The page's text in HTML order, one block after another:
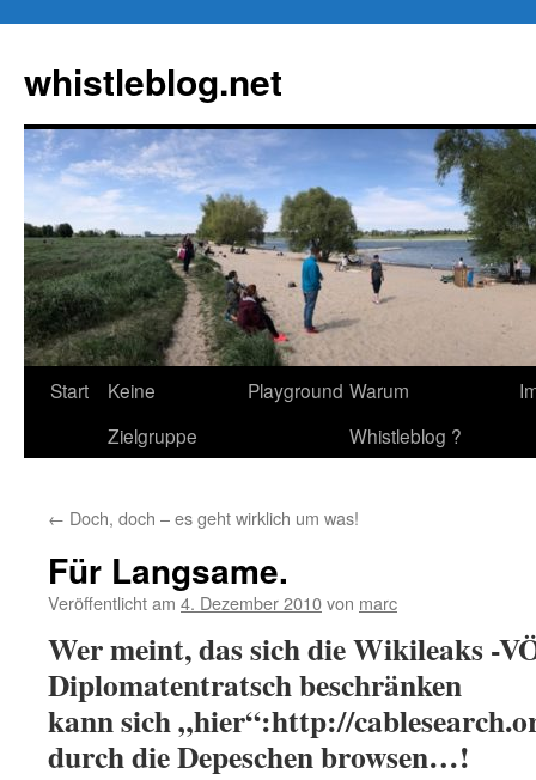
springen
whistleblog.net
Start
Keine
Zielgruppe
Playground Warum
Whistleblog ?
← Doch, doch – es geht wirklich um was!
Für Langsame.
Veröffentlicht am 4. Dezember 2010von marc
Wer meint, das sich die Wikileaks -
Diplomatentratsch beschränken
kann sich „hier“:http://
durch die Depeschen browsen…!